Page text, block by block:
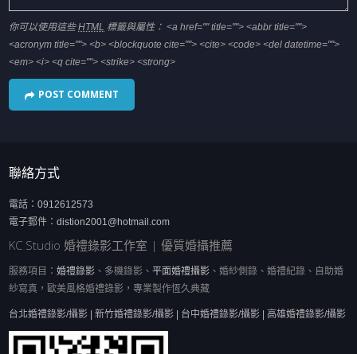
你可以使用這些HTML 標籤與屬性：<a href="" title=""> <abbr title="">
<acronym title=""> <b> <blockquote cite=""> <cite> <code> <del datetime="">
<em> <i> <q cite=""> <strike> <strong>
聯絡方式
電話：0912612573
電子郵件：distion2001@hotmail.com
KC Studio 婚禮錄影工作室 | 優質婚攝推薦
服務項目：婚禮錄影 、多機錄影、平面婚禮攝影 、婚紗側錄、婚禮紀錄、自助婚
紗寫真，歐美風格婚禮錄影，專業製作恆久典藏
台北婚禮錄影/攝影 | 新竹婚禮錄影/攝影 | 台中婚禮錄影/攝影 | 高雄婚禮錄影/攝影